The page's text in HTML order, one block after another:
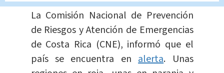
La Comisión Nacional de Prevención
de Riesgos y Atención de Emergencias
de Costa Rica (CNE), informó que el
país se encuentra enalerta. Unas